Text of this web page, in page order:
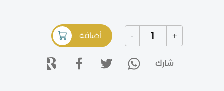
+
- أضافة
شارك